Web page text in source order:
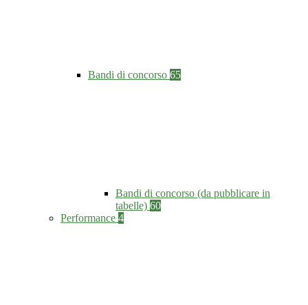
Bandi di concorso 65
Bandi di concorso (da pubblicare in
tabelle) 60
Performance 4